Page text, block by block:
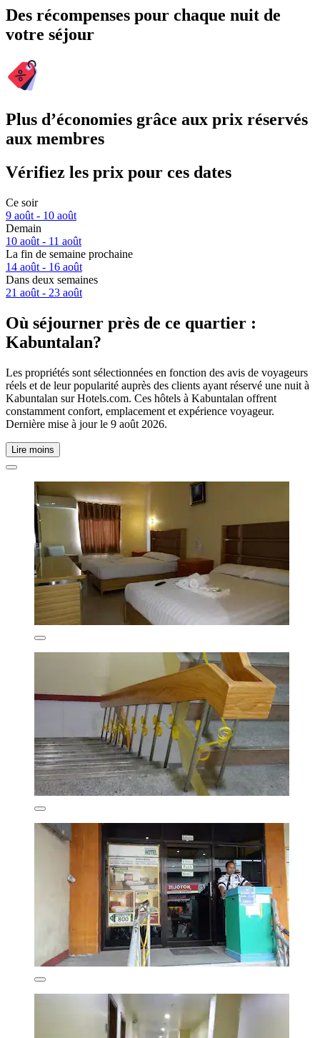
Des récompenses pour chaque nuit de
votre séjour
Plus d’économies grâce aux prix réservés
aux membres
Vérifiez les prix pour ces dates
Ce soir
9 août - 10 août
Demain
10 août - 11 août
La fin de semaine prochaine
14 août - 16 août
Dans deux semaines
21 août - 23 août
Où séjourner près de ce quartier :
Kabuntalan?
Les propriétés sont sélectionnées en fonction des avis de voyageurs
réels et de leur popularité auprès des clients ayant réservé une nuit à
Kabuntalan sur Hotels.com. Ces hôtels à Kabuntalan offrent
constamment confort, emplacement et expérience voyageur.
Dernière mise à jour le 9 août 2026.
Lire moins